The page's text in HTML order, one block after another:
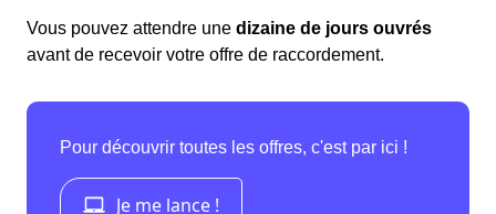
Vous pouvez attendre une dizaine de jours ouvrés
avant de recevoir votre offre de raccordement.